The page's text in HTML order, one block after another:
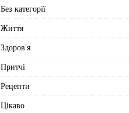
Без категорії
Життя
Здоров'я
Притчі
Рецепти
Цікаво